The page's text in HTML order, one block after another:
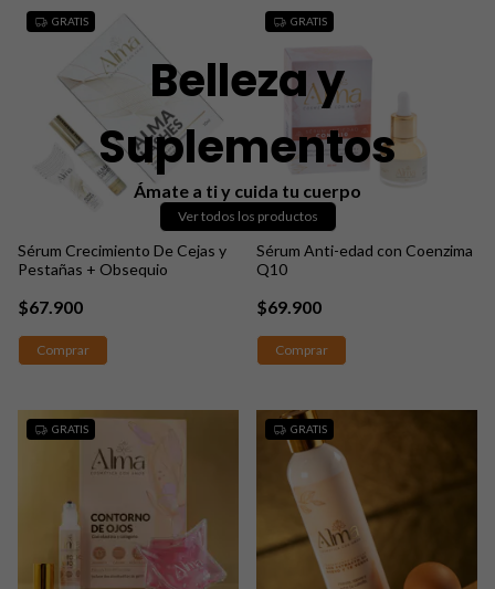
Belleza y
Suplementos
Ámate a ti y cuida tu cuerpo
Ver todos los productos
GRATIS
Sérum Crecimiento De Cejas y
Pestañas + Obsequio
$67.900
GRATIS
Sérum Anti-edad con Coenzima
Q10
$69.900
GRATIS GRATIS